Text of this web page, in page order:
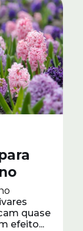
quase
efeito...